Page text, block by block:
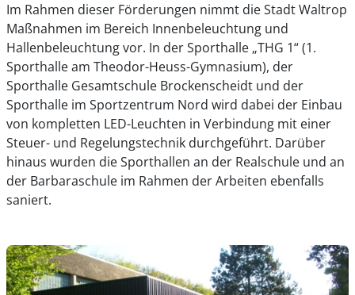
Im Rahmen dieser Förderungen nimmt die Stadt Waltrop
Maßnahmen im Bereich Innenbeleuchtung und
Hallenbeleuchtung vor. In der Sporthalle „THG 1“ (1.
Sporthalle am Theodor-Heuss-Gymnasium), der
Sporthalle Gesamtschule Brockenscheidt und der
Sporthalle im Sportzentrum Nord wird dabei der Einbau
von kompletten LED-Leuchten in Verbindung mit einer
Steuer- und Regelungstechnik durchgeführt. Darüber
hinaus wurden die Sporthallen an der Realschule und an
der Barbaraschule im Rahmen der Arbeiten ebenfalls
saniert.